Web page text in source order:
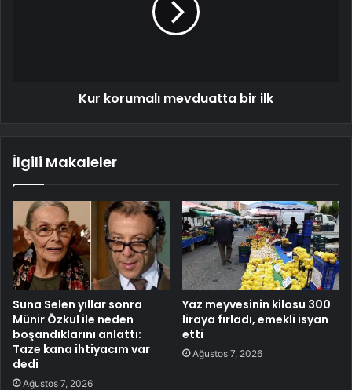
Kur korumalı mevduatta bir ilk
İlgili Makaleler
Suna Selen yıllar sonra
Münir Özkul ile neden
boşandıklarını anlattı:
Taze kana ihtiyacım var
dedi
Ağustos 7, 2026
Yaz meyvesinin kilosu 300
liraya fırladı, emekli isyan
etti
Ağustos 7, 2026